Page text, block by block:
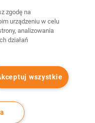
Android
iOS
City ©
zgodę na
urządzeniu w celu
analizowania
działań
wszystkie